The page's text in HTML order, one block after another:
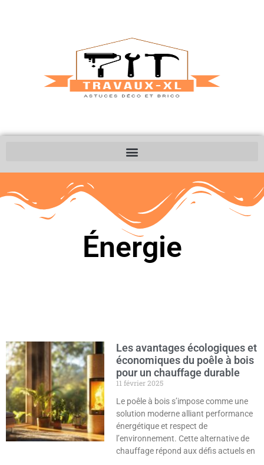
Énergie
Les avantages écologiques et
économiques du poêle à bois
pour un chauffage durable
11 février 2025
Le poêle à bois s’impose comme une
solution moderne alliant performance
énergétique et respect de
l’environnement. Cette alternative de
chauffage répond aux défis actuels en